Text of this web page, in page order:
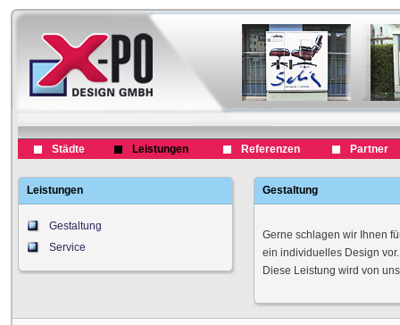
Städte Leistungen Referenzen Partner
Leistungen
Gestaltung
Service
Gestaltung
Gerne schlagen wir Ihnen
ein individuelles Design vor.
Diese Leistung wird von